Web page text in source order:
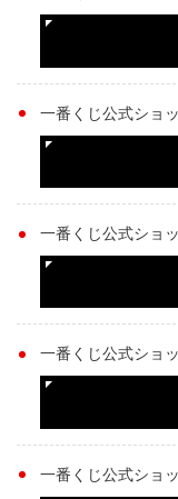
一番くじ公式ショ
一番くじ公式ショ
一番くじ公式ショ
一番くじ公式ショ